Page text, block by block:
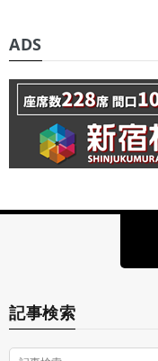
ADS
記事検索